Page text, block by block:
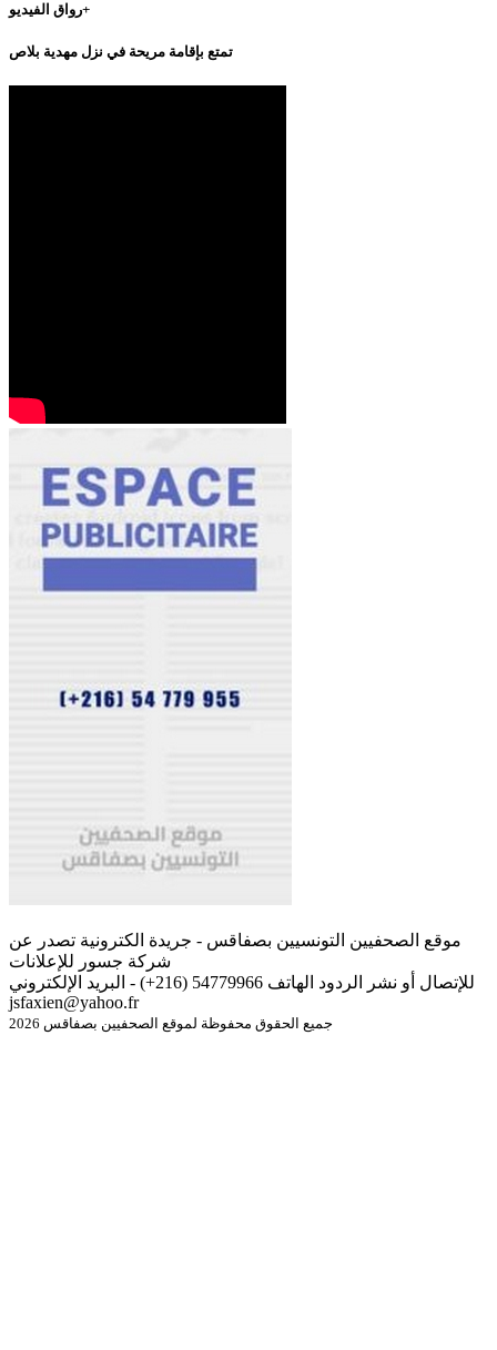
رواق الفيديو+
تمتع بإقامة مريحة في نزل مهدية بلاص
موقع الصحفيين التونسيين بصفاقس - جريدة الكترونية تصدر عن
شركة جسور للإعلانات
للإتصال أو نشر الردود الهاتف 54779966 (216+) - البريد الإلكتروني
jsfaxien@yahoo.fr
جميع الحقوق محفوظة لموقع الصحفيين بصفاقس 2026